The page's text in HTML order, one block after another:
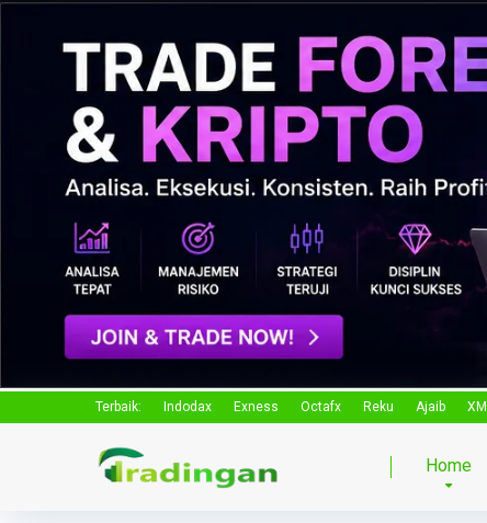
Terbaik: Indodax Exness Octafx Reku Ajaib XM
Home